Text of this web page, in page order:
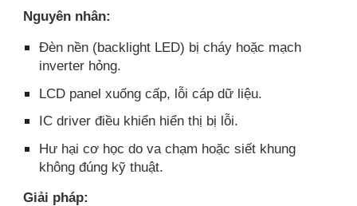
Nguyên nhân:
Đèn nền (backlight LED) bị cháy hoặc mạch
inverter hỏng.
LCD panel xuống cấp, lỗi cáp dữ liệu.
IC driver điều khiển hiển thị bị lỗi.
Hư hại cơ học do va chạm hoặc siết khung
không đúng kỹ thuật.
Giải pháp: